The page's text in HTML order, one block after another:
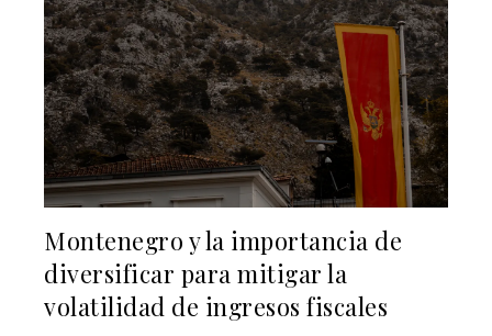
Montenegro y la importancia de
diversificar para mitigar la
volatilidad de ingresos fiscales